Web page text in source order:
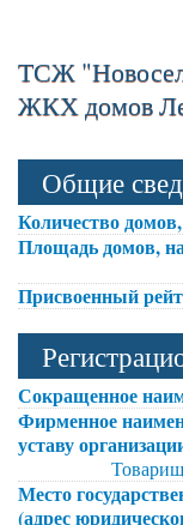
ТСЖ
ЖКХ домов
Общие
Количество
Площадь домов,
Присвоенный
Сокращенное
Фирменное
уставу
Место
(адрес